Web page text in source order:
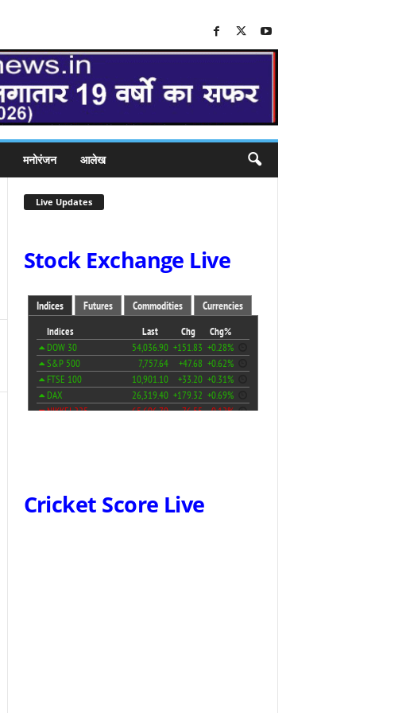
मनोरंजन आलेख
Live Updates
Stock Exchange Live
Cricket Score Live